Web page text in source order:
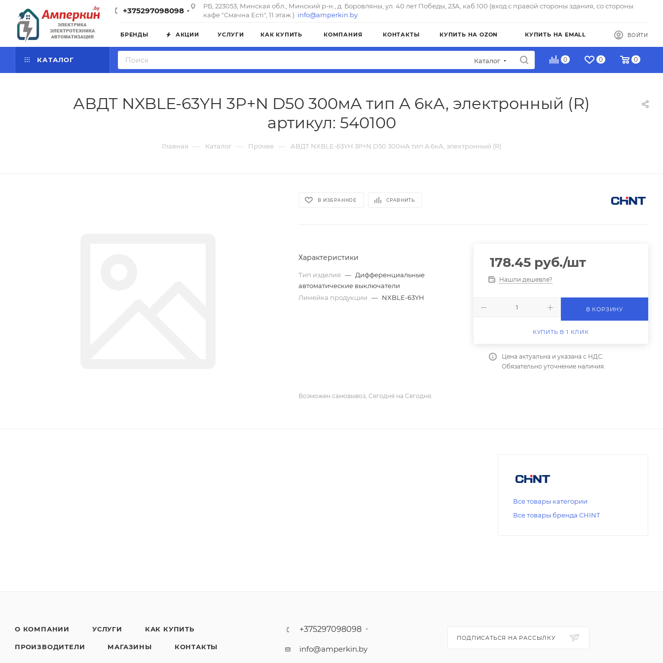
+375297098098
РБ, 223053, Минская обл., Минский р-н., д. Боровляны, ул. 40 лет Победы, 23А, каб.100 (вход с правой стороны здания, со стороны
кафе "Смачна Естi", 11 этаж.) info@amperkin.by
БРЕНДЫ АКЦИИ УСЛУГИ КАК КУПИТЬ КОМПАНИЯ КОНТАКТЫ КУПИТЬ НА OZON КУПИТЬ НА EMALL ВОЙТИ
КАТАЛОГ Каталог 0 0 0
АВДТ NXBLE-63YH 3P+N D50 300мА тип A 6кА, электронный (R)
артикул: 540100
Главная — Каталог — Прочее — АВДТ NXBLE-63YH 3P+N D50 300мА тип A 6кА, электронный (R)
В ИЗБРАННОЕ СРАВНИТЬ
Характеристики
Тип изделия — Дифференциальные
автоматические выключатели
Линейка продукции — NXBLE-63YH
178.45руб./шт
Нашли дешевле?
В КОРЗИНУ
КУПИТЬ В 1 КЛИК
Цена актуальна и указана с НДС.
Обязательно уточнение наличия.
Возможен самовывоз, Сегодня на Сегодня.
Все товары категории
Все товары бренда CHINT
О КОМПАНИИ УСЛУГИ КАК КУПИТЬ
ПРОИЗВОДИТЕЛИ МАГАЗИНЫ КОНТАКТЫ
+375297098098
info@amperkin.by
ПОДПИСАТЬСЯ НА РАССЫЛКУ